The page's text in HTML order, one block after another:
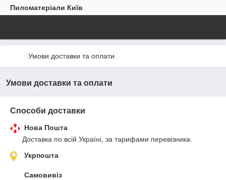
Пиломатеріали Київ
Умови доставки та оплати
Умови доставки та оплати
Способи доставки
Нова Пошта
Доставка по всій Україні, за тарифами перевізника.
Укрпошта
Самовивіз